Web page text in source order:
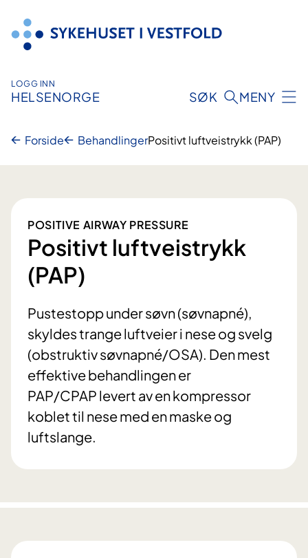
innhold
LOGG INN
HELSENORGE SØK MENY
Forside BehandlingerPositivt luftveistrykk (PAP)
POSITIVE AIRWAY PRESSURE
Positivt luftveistrykk
(PAP)
Pustestopp under søvn (søvnapné),
skyldes trange luftveier i nese og svelg
(obstruktiv søvnapné/OSA). Den mest
effektive behandlingen er
PAP/CPAP levert av en kompressor
koblet til nese med en maske og
luftslange.